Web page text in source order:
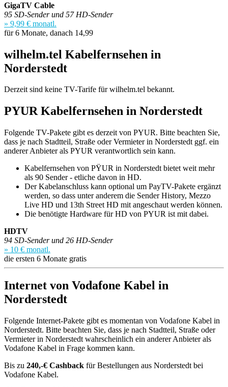
GigaTV Cable
95 SD-Sender und 57 HD-Sender
» 9,99 € monatl.
für 6 Monate, danach 14,99
wilhelm.tel Kabelfernsehen in
Norderstedt
Derzeit sind keine TV-Tarife für wilhelm.tel bekannt.
PYUR Kabelfernsehen in Norderstedt
Folgende TV-Pakete gibt es derzeit von PYUR. Bitte beachten Sie,
dass je nach Stadtteil, Straße oder Vermieter in Norderstedt ggf. ein
anderer Anbieter als PYUR verantwortlich sein kann.
Kabelfernsehen von PŸUR in Norderstedt bietet weit mehr
als 90 Sender - etliche davon in HD.
Der Kabelanschluss kann optional um PayTV-Pakete ergänzt
werden, so dass unter anderem die Sender History, Mezzo
Live HD und 13th Street HD mit angeschaut werden können.
Die benötigte Hardware für HD von PYUR ist mit dabei.
HDTV
94 SD-Sender und 26 HD-Sender
» 10 € monatl.
die ersten 6 Monate gratis
Internet von Vodafone Kabel in
Norderstedt
Folgende Internet-Pakete gibt es momentan von Vodafone Kabel in
Norderstedt. Bitte beachten Sie, dass je nach Stadtteil, Straße oder
Vermieter in Norderstedt wahrscheinlich ein anderer Anbieter als
Vodafone Kabel in Frage kommen kann.
Bis zu 240,-€ Cashback für Bestellungen aus Norderstedt bei
Vodafone Kabel.